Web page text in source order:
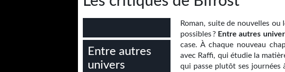
Entre autres
univers
Roman, suite de nouvelles
possibles ? Entre autres
case. À chaque nouveau
avec Raffi, qui étudie la
qui passe plutôt ses journées